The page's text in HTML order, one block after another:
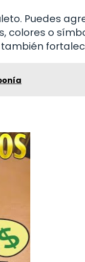
Puedes
colores o
también